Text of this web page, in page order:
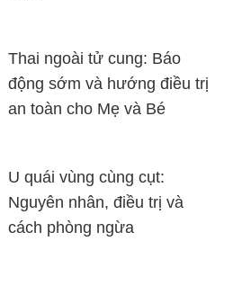
Thai ngoài tử cung: Báo
động sớm và hướng điều trị
an toàn cho Mẹ và Bé
U quái vùng cùng cụt:
Nguyên nhân, điều trị và
cách phòng ngừa